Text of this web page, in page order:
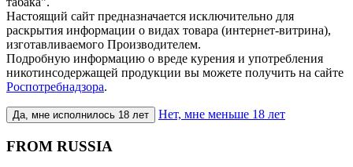
Настоящий сайт предназначается исключительно для
раскрытия информации о видах товара (интернет-витрина),
изготавливаемого Производителем.
Подробную информацию о вреде курения и употребления
никотинсодержащей продукции вы можете получить на сайте
Роспотребнадзора.
Да, мне исполнилось 18 лет Нет, мне меньше 18 лет
FROM RUSSIA